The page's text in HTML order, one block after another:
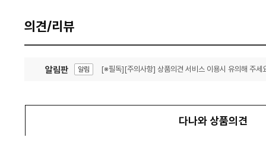
의견/리뷰
알림판 알림 [※필독][주의사항] 상품의견 서비스 이용시 유의해 주세
다나와 상품의견